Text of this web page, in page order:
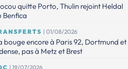
quitte Porto, Thulin rejoint Heldal
Benfica
| 01/08/2026
bouge encore à Paris 92, Dortmund et
pas à Metz et Brest
| 19/07/2026